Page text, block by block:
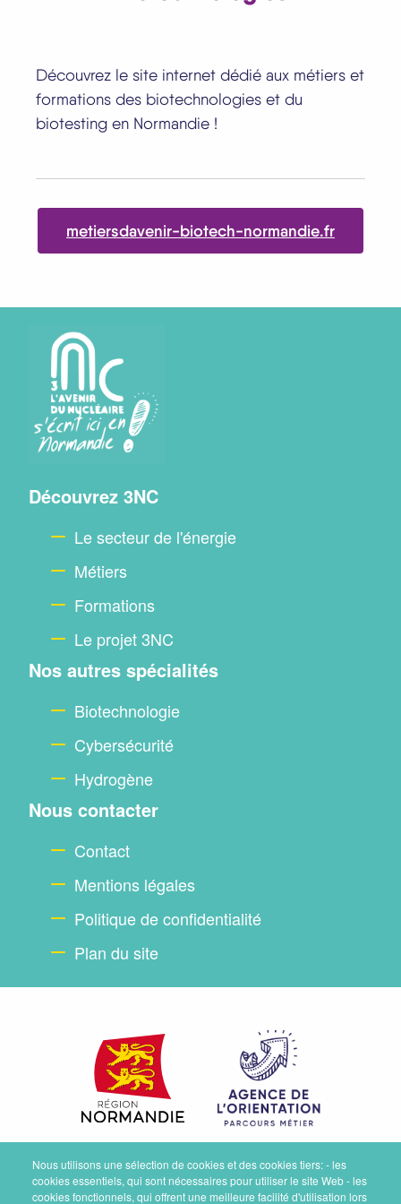
Découvrez le site internet dédié aux métiers et
formations des biotechnologies et du
biotesting en Normandie !
metiersdavenir-biotech-normandie.fr
Menu
Découvrez 3NC
Le secteur de l'énergie
Métiers
Formations
Le projet 3NC
Nos autres spécialités
Biotechnologie
Cybersécurité
Hydrogène
Nous contacter
Contact
Mentions légales
Politique de confidentialité
Plan du site
Nous utilisons une sélection de cookies et des cookies tiers: - les
cookies essentiels, qui sont nécessaires pour utiliser le site Web - les
cookies fonctionnels, qui offrent une meilleure facilité d'utilisation lors